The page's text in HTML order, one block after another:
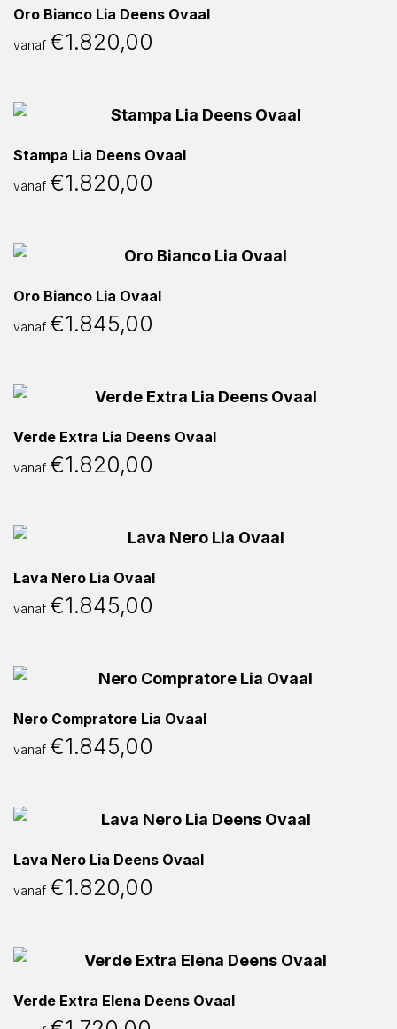
Oro Bianco Lia Deens Ovaal
vanaf €1.820,00
Stampa Lia Deens Ovaal
vanaf €1.820,00
Oro Bianco Lia Ovaal
vanaf €1.845,00
Verde Extra Lia Deens Ovaal
vanaf €1.820,00
Lava Nero Lia Ovaal
vanaf €1.845,00
Nero Compratore Lia Ovaal
vanaf €1.845,00
Lava Nero Lia Deens Ovaal
vanaf €1.820,00
Verde Extra Elena Deens Ovaal